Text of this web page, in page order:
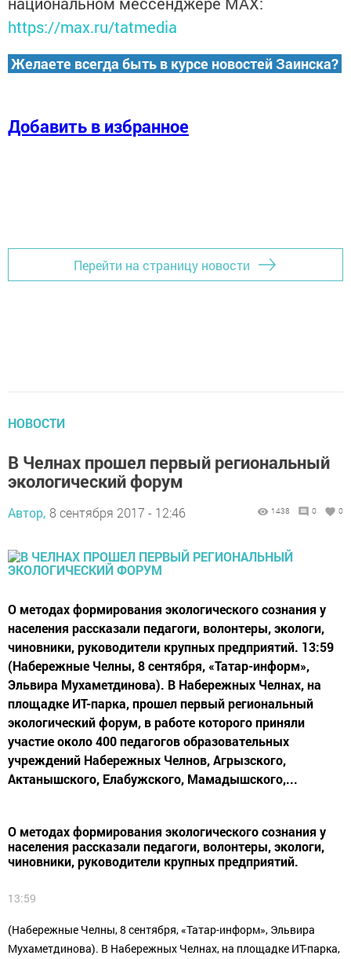
https://max.ru/tatmedia
Желаете всегда быть в курсе новостей Заинска?
Добавить в избранное
Перейти на страницу новости
НОВОСТИ
В Челнах прошел первый региональный
экологический форум
Автор, 8 сентября 2017 - 12:46 1438 0 0
О методах формирования экологического сознания у
населения рассказали педагоги, волонтеры, экологи,
чиновники, руководители крупных предприятий. 13:59
(Набережные Челны, 8 сентября, «Татар-информ»,
Эльвира Мухаметдинова). В Набережных Челнах, на
площадке ИТ-парка, прошел первый региональный
экологический форум, в работе которого приняли
участие около 400 педагогов образовательных
учреждений Набережных Челнов, Агрызского,
Актанышского, Елабужского, Мамадышского,...
О методах формирования экологического сознания у
населения рассказали педагоги, волонтеры, экологи,
чиновники, руководители крупных предприятий.
13:59
(Набережные Челны, 8 сентября, «Татар-информ», Эльвира
Мухаметдинова). В Набережных Челнах, на площадке ИТ-парка,